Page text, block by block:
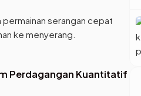
serangan cepat
ke menyerang.
Perdagangan Kuantitatif